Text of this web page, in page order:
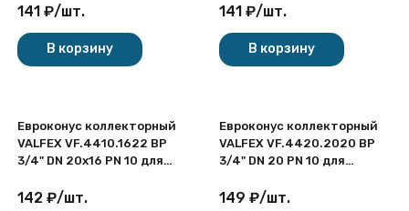
латунный никелированный
141 ₽/шт.
В корзину
латунный никелированный
141 ₽/шт.
В корзину
Евроконус коллекторный
VALFEX VF.4410.1622 ВР
3/4" DN 20x16 PN 10 для
латунный никелированный
142 ₽/шт.
Евроконус коллекторный
VALFEX VF.4420.2020 ВР
3/4" DN 20 PN 10 для
латунный никелированный
149 ₽/шт.